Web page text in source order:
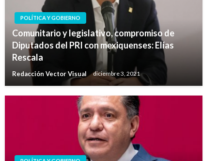
POLÍTICA Y GOBIERNO
Comunitario y legislativo, compromiso de
Diputados del PRI con mexiquenses: Elías
Rescala
Redacción Vector Visual diciembre 3, 2021